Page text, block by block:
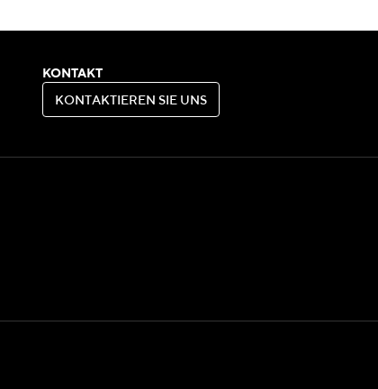
KONTAKT
KO N TA K E R E N S E U NS
KONTAKTIEREN SIE UNS